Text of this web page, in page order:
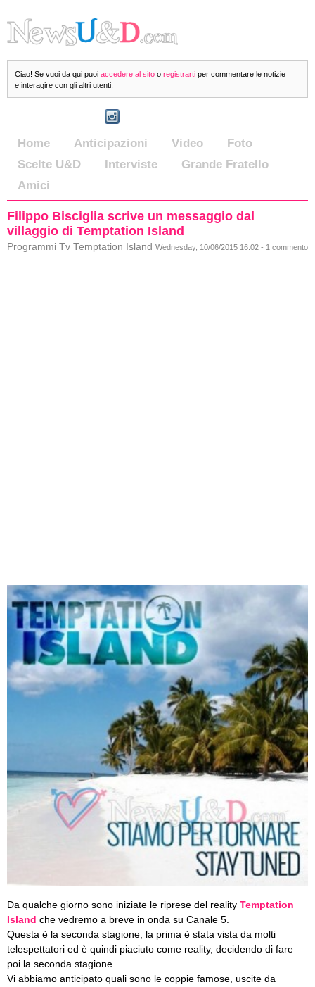
Ciao! Se vuoi da qui puoi accedere al sito o registrarti per commentare le notizie
e interagire con gli altri utenti.
Home Anticipazioni Video
Foto
Scelte U&D
Interviste
Grande Fratello
Amici
Filippo Bisciglia scrive un messaggio dal
villaggio di Temptation Island
Programmi Tv Temptation Island Wednesday, 10/06/2015 16:02 - 1 commento
Da qualche giorno sono iniziate le riprese del reality Temptation
Island che vedremo a breve in onda su Canale 5.
Questa è la seconda stagione, la prima è stata vista da molti
telespettatori ed è quindi piaciuto come reality, decidendo di fare
poi la seconda stagione.
Vi abbiamo anticipato quali sono le coppie famose, uscite da